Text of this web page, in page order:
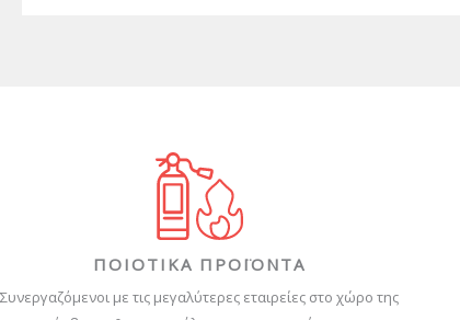
ΠΟΙΟΤΙΚΑ ΠΡΟΪΟΝΤΑ
Συνεργαζόμενοι με τις μεγαλύτερες εταιρείες στο χώρο της